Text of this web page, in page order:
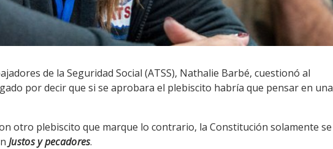
de la Seguridad Social (ATSS), Nathalie Barbé, cuestionó al
por decir que si se aprobara el plebiscito habría que pensar en una
otro plebiscito que marque lo contrario, la Constitución solamente se
Justos y pecadores.